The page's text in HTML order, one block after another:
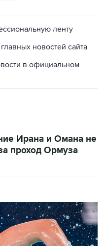
новостей сайта
в официальном
проход Ормуза